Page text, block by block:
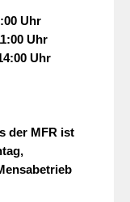
Uhr
Uhr
Uhr
der MFR ist